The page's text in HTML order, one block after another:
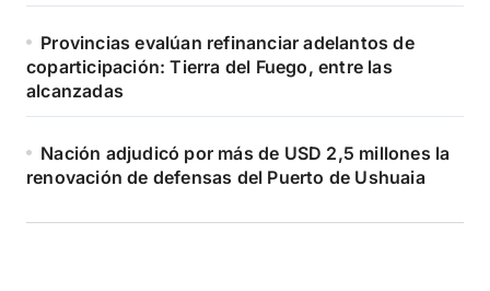
Provincias evalúan refinanciar adelantos de
coparticipación: Tierra del Fuego, entre las
alcanzadas
Nación adjudicó por más de USD 2,5 millones la
renovación de defensas del Puerto de Ushuaia